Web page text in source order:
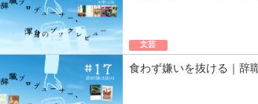
文芸
食わず嫌いを抜ける｜辞